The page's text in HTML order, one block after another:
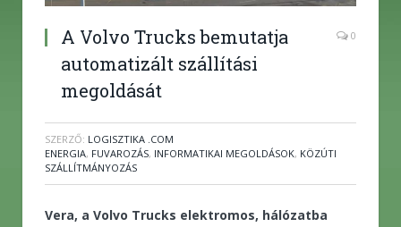
A Volvo Trucks bemutatja
automatizált szállítási
megoldását
0
SZERZŐ: LOGISZTIKA .COM
ENERGIA, FUVAROZÁS, INFORMATIKAI MEGOLDÁSOK, KÖZÚTI
SZÁLLÍTMÁNYOZÁS
Vera, a Volvo Trucks elektromos, hálózatba